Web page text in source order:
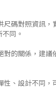
碼對照資訊，
同。
的關係，建議
、設計不同，